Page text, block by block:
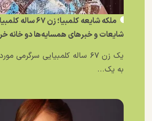
ملکه شایعه کلمبیا؛
شایعات و خبر‌های همسایه‌ها دو خانه
یک زن ۶۷ ساله کلمبیایی سرگرمی
به یک...